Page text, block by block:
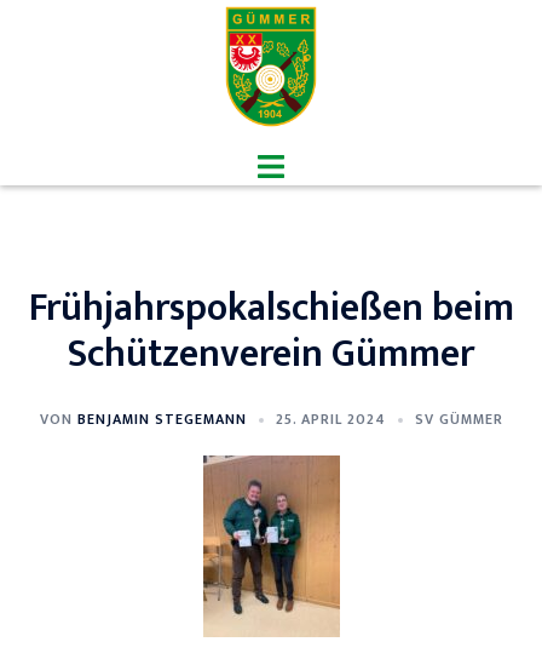
Menü
umschalten
Frühjahrspokalschießen beim
Schützenverein Gümmer
VON BENJAMIN STEGEMANN 25. APRIL 2024 SV GÜMMER